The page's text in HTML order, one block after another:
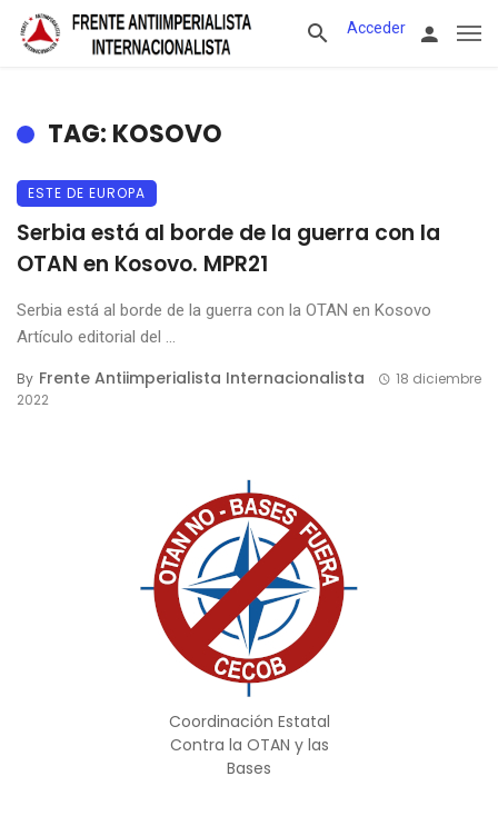
Acceder
TAG: KOSOVO
ESTE DE EUROPA
Serbia está al borde de la guerra con la
OTAN en Kosovo. MPR21
Serbia está al borde de la guerra con la OTAN en Kosovo
Artículo editorial del ...
By Frente Antiimperialista Internacionalista
18 diciembre
2022
Coordinación Estatal
Contra la OTAN y las
Bases